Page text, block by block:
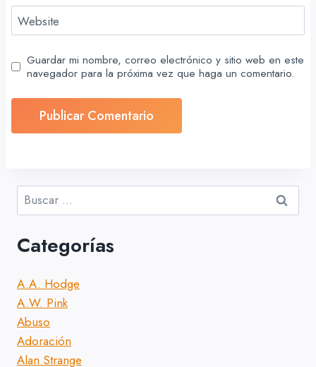
Website
Guardar mi nombre, correo electrónico y sitio web en este
navegador para la próxima vez que haga un comentario.
Buscar:
Categorías
A.A. Hodge
A.W. Pink
Abuso
Adoración
Alan Strange